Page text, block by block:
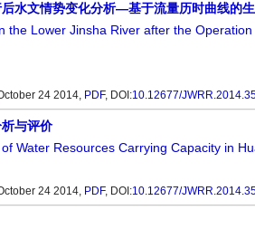
水文情势变化分析—基于流量历时曲线的
the Lower Jinsha River after the
24 2014, PDF, DOI:10.12677/
与评价
Water Resources Carrying Capacity in
24 2014, PDF, DOI:10.12677/